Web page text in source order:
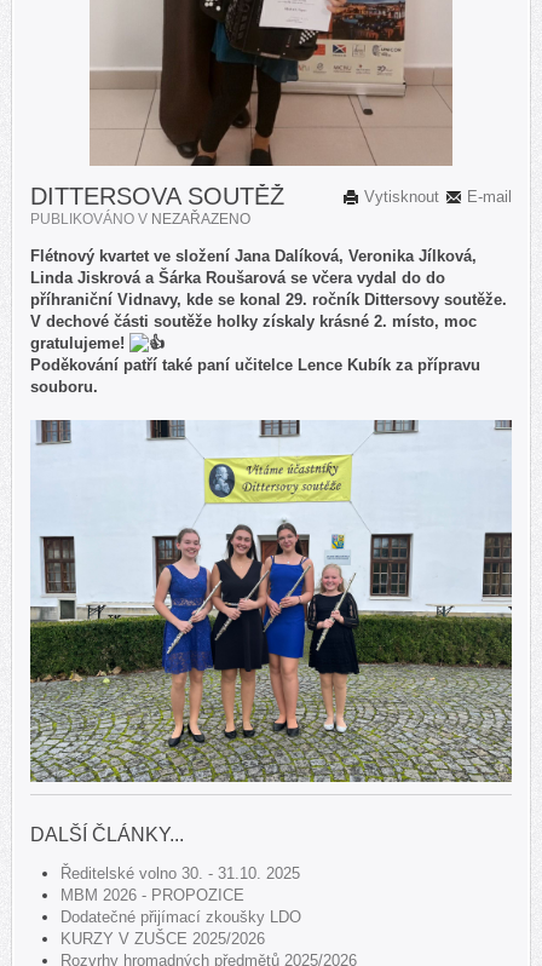
E-mail
Vytisknout
DITTERSOVA SOUTĚŽ
PUBLIKOVÁNO V NEZAŘAZENO
Flétnový kvartet ve složení Jana Dalíková, Veronika Jílková,
Linda Jiskrová a Šárka Roušarová se včera vydal do do
příhraniční Vidnavy, kde se konal 29. ročník Dittersovy soutěže.
V dechové části soutěže holky získaly krásné 2. místo, moc
gratulujeme!
Poděkování patří také paní učitelce Lence Kubík za přípravu
souboru.
DALŠÍ ČLÁNKY...
Ředitelské volno 30. - 31.10. 2025
MBM 2026 - PROPOZICE
Dodatečné přijímací zkoušky LDO
KURZY V ZUŠCE 2025/2026
Rozvrhy hromadných předmětů 2025/2026